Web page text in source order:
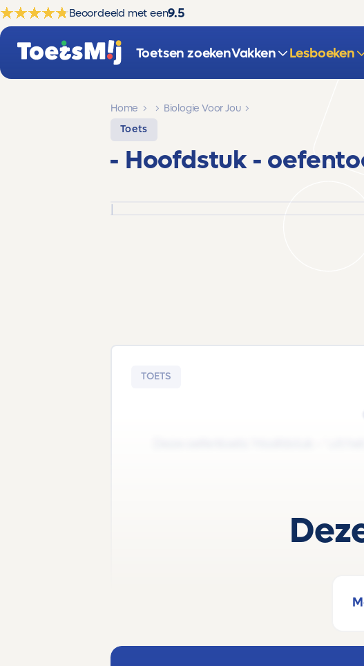
Beoordeeld met een9.5
Toetsen zoekenVakken Lesboeken
Home
Biologie Voor Jou
Toets
- Hoofdstuk -
|
TOETS